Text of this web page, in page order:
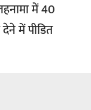
में 40
में पीडित